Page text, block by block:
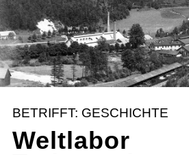
BETRIFFT: GESCHICHTE
Weltlabor